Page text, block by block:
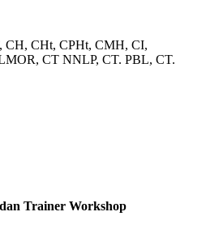
CH, CHt, CPHt, CMH, CI,
CT NNLP, CT. PBL, CT.
Trainer Workshop